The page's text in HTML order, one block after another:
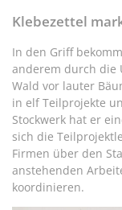
Klebezettel
In den Griff
anderem durch die
Wald vor lauter
in elf Teilprojekte
Stockwerk hat er
sich die
Firmen über den
anstehenden
koordinieren.